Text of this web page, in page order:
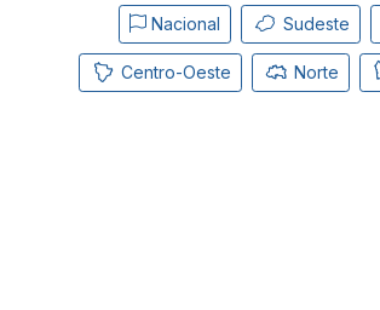
Nacional Sudeste
Centro-Oeste Norte